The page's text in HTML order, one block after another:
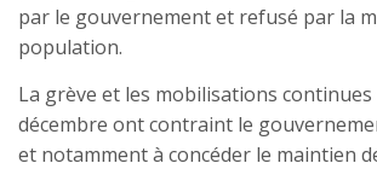
par le gouvernement et refusé par la
population.
La grève et les mobilisations continues
décembre ont contraint le
et notamment à concéder le maintien